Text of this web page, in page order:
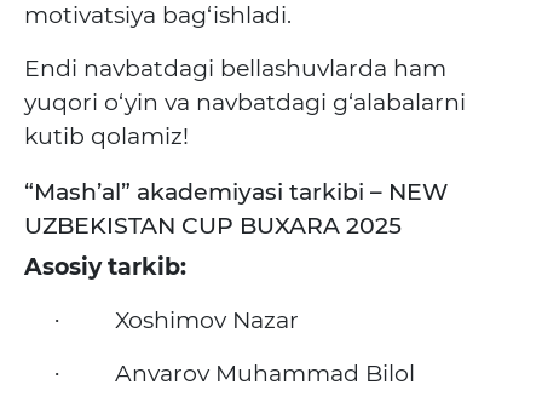
motivatsiya bag‘ishladi.
Endi navbatdagi bellashuvlarda ham
yuqori o‘yin va navbatdagi g‘alabalarni
kutib qolamiz!
“Mash’al” akademiyasi tarkibi – NEW
UZBEKISTAN CUP BUXARA 2025
Asosiy tarkib:
· Xoshimov Nazar
· Anvarov Muhammad Bilol